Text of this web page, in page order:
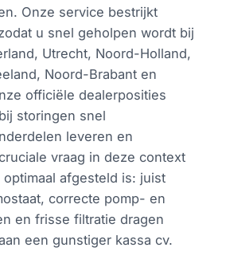
Onze service bestrijkt
u snel geholpen wordt bij
Utrecht, Noord-Holland,
Noord-Brabant en
officiële dealerposities
storingen snel
leveren en
vraag in deze context
afgesteld is: juist
correcte pomp- en
en frisse filtratie dragen
een gunstiger kassa cv.